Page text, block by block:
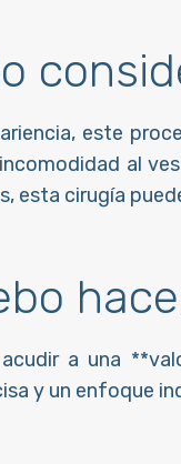
este
al
esta cirugía
a una
y un enfoque